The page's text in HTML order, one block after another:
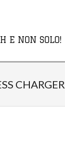
E NON SOLO!
CHARGER